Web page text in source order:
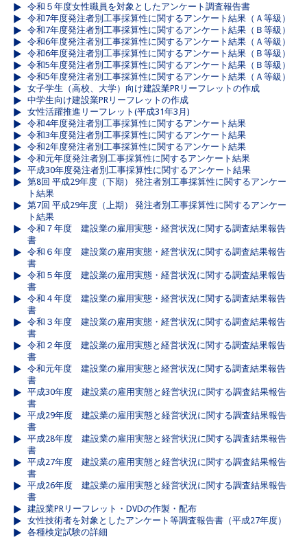
令和５年度女性職員を対象としたアンケート調査報告書
令和7年度発注者別工事採算性に関するアンケート結果（Ａ等級）
令和7年度発注者別工事採算性に関するアンケート結果（Ｂ等級）
令和6年度発注者別工事採算性に関するアンケート結果（Ａ等級）
令和6年度発注者別工事採算性に関するアンケート結果（Ｂ等級）
令和5年度発注者別工事採算性に関するアンケート結果（Ｂ等級）
令和5年度発注者別工事採算性に関するアンケート結果（Ａ等級）
女子学生（高校、大学）向け建設業PRリーフレットの作成
中学生向け建設業PRリーフレットの作成
女性活躍推進リーフレット(平成31年3月)
令和4年度発注者別工事採算性に関するアンケート結果
令和3年度発注者別工事採算性に関するアンケート結果
令和2年度発注者別工事採算性に関するアンケート結果
令和元年度発注者別工事採算性に関するアンケート結果
平成30年度発注者別工事採算性に関するアンケート結果
第8回 平成29年度（下期） 発注者別工事採算性に関するアンケー
ト結果
第7回 平成29年度（上期） 発注者別工事採算性に関するアンケー
ト結果
令和７年度 建設業の雇用実態・経営状況に関する調査結果報告
書
令和６年度 建設業の雇用実態・経営状況に関する調査結果報告
書
令和５年度 建設業の雇用実態・経営状況に関する調査結果報告
書
令和４年度 建設業の雇用実態・経営状況に関する調査結果報告
書
令和３年度 建設業の雇用実態・経営状況に関する調査結果報告
書
令和２年度 建設業の雇用実態と経営状況に関する調査結果報告
書
令和元年度 建設業の雇用実態と経営状況に関する調査結果報告
書
平成30年度 建設業の雇用実態と経営状況に関する調査結果報告
書
平成29年度 建設業の雇用実態と経営状況に関する調査結果報告
書
平成28年度 建設業の雇用実態と経営状況に関する調査結果報告
書
平成27年度 建設業の雇用実態と経営状況に関する調査結果報告
書
平成26年度 建設業の雇用実態と経営状況に関する調査結果報告
書
建設業PRリーフレット・DVDの作製・配布
女性技術者を対象としたアンケート等調査報告書（平成27年度）
各種検定試験の詳細